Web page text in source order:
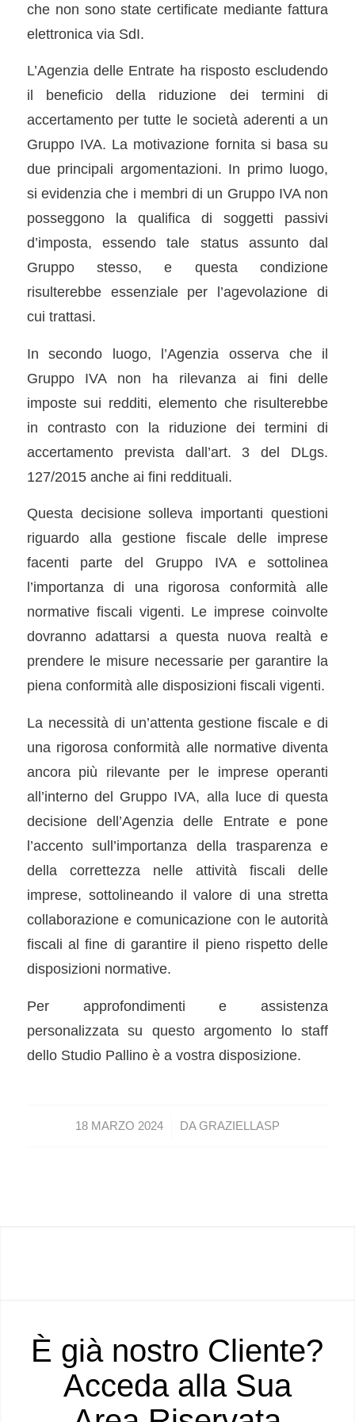
che non sono state certificate mediante fattura
elettronica via SdI.
L’Agenzia delle Entrate ha risposto escludendo
il beneficio della riduzione dei termini di
accertamento per tutte le società aderenti a un
Gruppo IVA. La motivazione fornita si basa su
due principali argomentazioni. In primo luogo,
si evidenzia che i membri di un Gruppo IVA non
posseggono la qualifica di soggetti passivi
d’imposta, essendo tale status assunto dal
Gruppo stesso, e questa condizione
risulterebbe essenziale per l’agevolazione di
cui trattasi.
In secondo luogo, l’Agenzia osserva che il
Gruppo IVA non ha rilevanza ai fini delle
imposte sui redditi, elemento che risulterebbe
in contrasto con la riduzione dei termini di
accertamento prevista dall’art. 3 del DLgs.
127/2015 anche ai fini reddituali.
Questa decisione solleva importanti questioni
riguardo alla gestione fiscale delle imprese
facenti parte del Gruppo IVA e sottolinea
l’importanza di una rigorosa conformità alle
normative fiscali vigenti. Le imprese coinvolte
dovranno adattarsi a questa nuova realtà e
prendere le misure necessarie per garantire la
piena conformità alle disposizioni fiscali vigenti.
La necessità di un’attenta gestione fiscale e di
una rigorosa conformità alle normative diventa
ancora più rilevante per le imprese operanti
all’interno del Gruppo IVA, alla luce di questa
decisione dell’Agenzia delle Entrate e pone
l’accento sull’importanza della trasparenza e
della correttezza nelle attività fiscali delle
imprese, sottolineando il valore di una stretta
collaborazione e comunicazione con le autorità
fiscali al fine di garantire il pieno rispetto delle
disposizioni normative.
Per approfondimenti e assistenza
personalizzata su questo argomento lo staff
dello Studio Pallino è a vostra disposizione.
18 MARZO 2024
/ DAGRAZIELLASP
È già nostro Cliente?
Acceda alla Sua